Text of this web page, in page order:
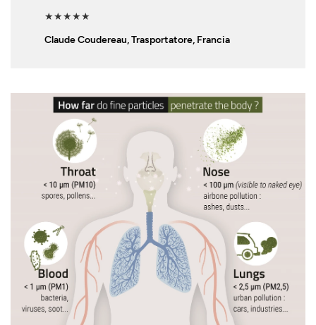
★★★★★
Claude Coudereau, Trasportatore, Francia